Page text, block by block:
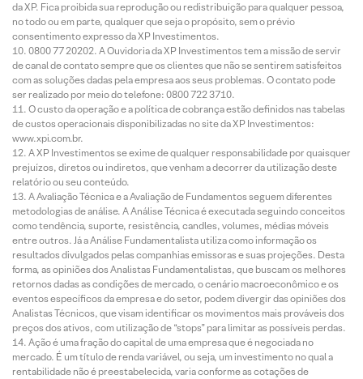
da XP. Fica proibida sua reprodução ou redistribuição para qualquer pessoa,
no todo ou em parte, qualquer que seja o propósito, sem o prévio
consentimento expresso da XP Investimentos.
0800 77 20202. A Ouvidoria da XP Investimentos tem a missão de servir
de canal de contato sempre que os clientes que não se sentirem satisfeitos
com as soluções dadas pela empresa aos seus problemas. O contato pode
ser realizado por meio do telefone: 0800 722 3710.
O custo da operação e a política de cobrança estão definidos nas tabelas
de custos operacionais disponibilizadas no site da XP Investimentos:
www.xpi.com.br.
A XP Investimentos se exime de qualquer responsabilidade por quaisquer
prejuízos, diretos ou indiretos, que venham a decorrer da utilização deste
relatório ou seu conteúdo.
A Avaliação Técnica e a Avaliação de Fundamentos seguem diferentes
metodologias de análise. A Análise Técnica é executada seguindo conceitos
como tendência, suporte, resistência, candles, volumes, médias móveis
entre outros. Já a Análise Fundamentalista utiliza como informação os
resultados divulgados pelas companhias emissoras e suas projeções. Desta
forma, as opiniões dos Analistas Fundamentalistas, que buscam os melhores
retornos dadas as condições de mercado, o cenário macroeconômico e os
eventos específicos da empresa e do setor, podem divergir das opiniões dos
Analistas Técnicos, que visam identificar os movimentos mais prováveis dos
preços dos ativos, com utilização de “stops” para limitar as possíveis perdas.
Ação é uma fração do capital de uma empresa que é negociada no
mercado. É um título de renda variável, ou seja, um investimento no qual a
rentabilidade não é preestabelecida, varia conforme as cotações de